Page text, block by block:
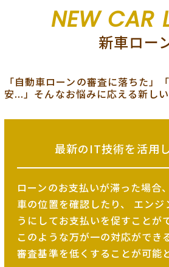
NEW CAR
新車ロー
「自動車ローンの審査に落ちた」
安...」そんなお悩みに応える新し
最新のIT技術を活用
ローンのお支払いが滞った場合
車の位置を確認したり、
エンジ
うにしてお支払いを促すことが
このような万が一の対応ができ
審査基準を低くすることが可能